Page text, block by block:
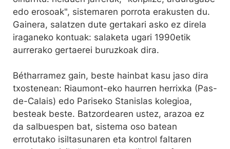
edo erosoak", sistemaren porrota erakusten du.
Gainera, salatzen dute gertakari asko ez direla
iraganeko kontuak: salaketa ugari 1990etik
aurrerako gertaerei buruzkoak dira.
Bétharramez gain, beste hainbat kasu jaso dira
txostenean: Riaumont-eko haurren herrixka (Pas-
de-Calais) edo Pariseko Stanislas kolegioa,
besteak beste. Batzordearen ustez, arazoa ez
da salbuespen bat, sistema oso batean
errotutako isiltasunaren eta kontrol faltaren